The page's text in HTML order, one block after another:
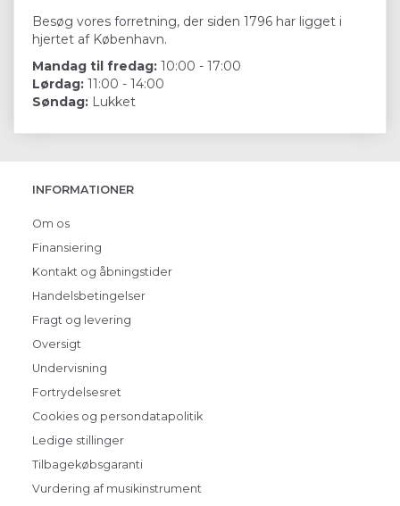
Besøg vores forretning, der siden 1796 har ligget i
hjertet af København.
Mandag til fredag: 10:00 - 17:00
Lørdag: 11:00 - 14:00
Søndag: Lukket
INFORMATIONER
Om os
Finansiering
Kontakt og åbningstider
Handelsbetingelser
Fragt og levering
Oversigt
Undervisning
Fortrydelsesret
Cookies og persondatapolitik
Ledige stillinger
Tilbagekøbsgaranti
Vurdering af musikinstrument